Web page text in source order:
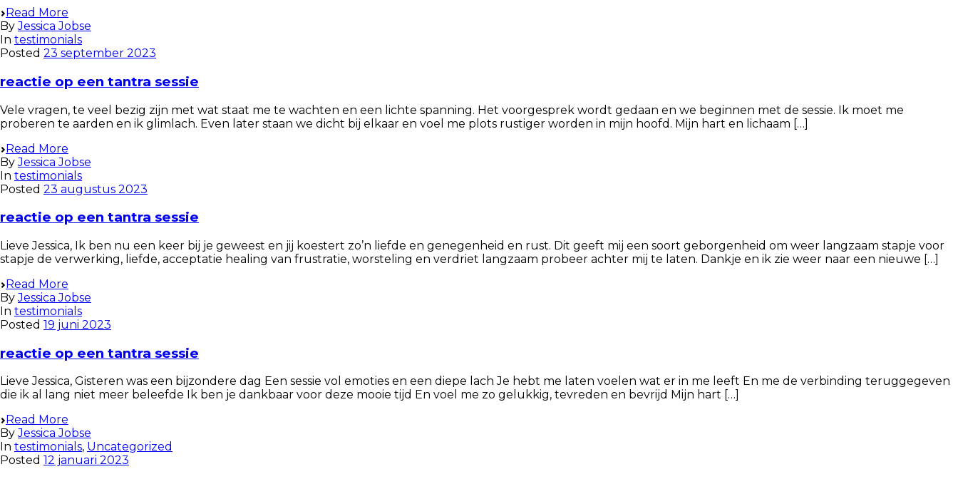
Read More
By Jessica Jobse
In testimonials
Posted 23 september 2023
reactie op een tantra sessie
Vele vragen, te veel bezig zijn met wat staat me te wachten en een lichte spanning. Het voorgesprek wordt gedaan en we beginnen met de sessie. Ik moet me
proberen te aarden en ik glimlach. Even later staan we dicht bij elkaar en voel me plots rustiger worden in mijn hoofd. Mijn hart en lichaam […]
Read More
By Jessica Jobse
In testimonials
Posted 23 augustus 2023
reactie op een tantra sessie
Lieve Jessica, Ik ben nu een keer bij je geweest en jij koestert zo’n liefde en genegenheid en rust. Dit geeft mij een soort geborgenheid om weer langzaam stapje voor
stapje de verwerking, liefde, acceptatie healing van frustratie, worsteling en verdriet langzaam probeer achter mij te laten. Dankje en ik zie weer naar een nieuwe […]
Read More
By Jessica Jobse
In testimonials
Posted 19 juni 2023
reactie op een tantra sessie
Lieve Jessica, Gisteren was een bijzondere dag Een sessie vol emoties en een diepe lach Je hebt me laten voelen wat er in me leeft En me de verbinding teruggegeven
die ik al lang niet meer beleefde Ik ben je dankbaar voor deze mooie tijd En voel me zo gelukkig, tevreden en bevrijd Mijn hart […]
Read More
By Jessica Jobse
In testimonials, Uncategorized
Posted 12 januari 2023